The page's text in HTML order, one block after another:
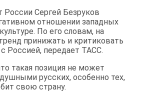
России Сергей Безруков
отношении западных
По его словам, на
принижать и критиковать
Россией, передает ТАСС.
такая позиция не может
русских, особенно тех,
свою страну.